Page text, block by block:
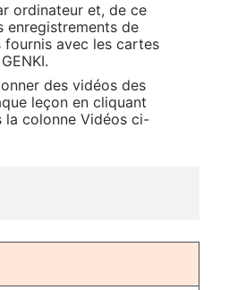
ordinateur et, de ce
de
fournis avec les cartes
des vidéos des
leçon en cliquant
la colonne Vidéos ci-